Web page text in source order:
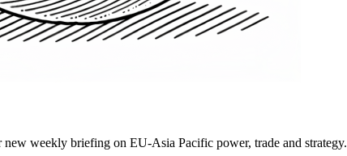
weekly briefing on EU-Asia Pacific power, trade and strategy.